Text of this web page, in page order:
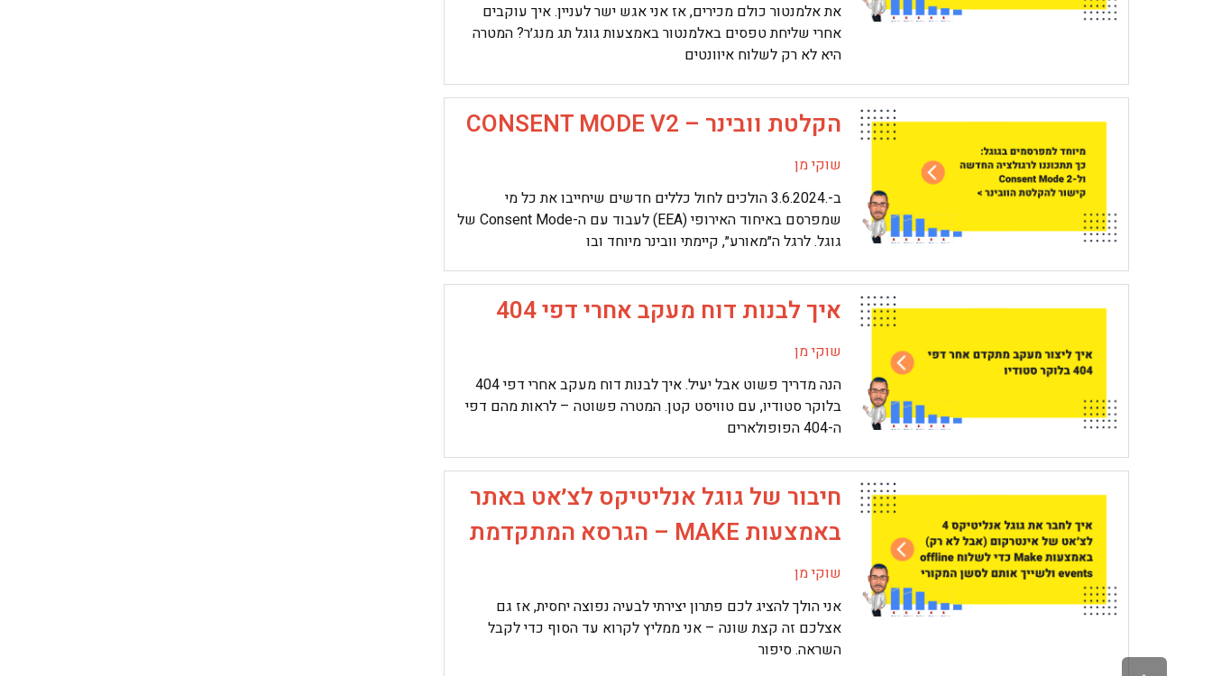
את אלמנטור כולם מכירים, אז אני אגש ישר לעניין. איך עוקבים
אחרי שליחת טפסים באלמנטור באמצעות גוגל תג מנג׳ר? המטרה
היא לא רק לשלוח איוונטים
הקלטת וובינר – CONSENT MODE V2
שוקי מן
ב-.3.6.2024 הולכים לחול כללים חדשים שיחייבו את כל מי
שמפרסם באיחוד האירופי (EEA) לעבוד עם ה-Consent Mode של
גוגל. לרגל ה״מאורע״, קיימתי וובינר מיוחד ובו
איך לבנות דוח מעקב אחרי דפי 404
שוקי מן
הנה מדריך פשוט אבל יעיל. איך לבנות דוח מעקב אחרי דפי 404
בלוקר סטודיו, עם טוויסט קטן. המטרה פשוטה – לראות מהם דפי
ה-404 הפופולארים
חיבור של גוגל אנליטיקס לצ׳אט באתר
באמצעות MAKE – הגרסא המתקדמת
שוקי מן
אני הולך להציג לכם פתרון יצירתי לבעיה נפוצה יחסית, אז גם
אצלכם זה קצת שונה – אני ממליץ לקרוא עד הסוף כדי לקבל
השראה. סיפור